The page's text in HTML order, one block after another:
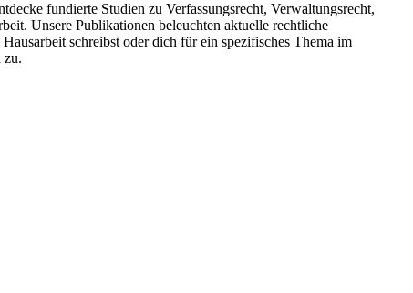
fundierte Studien zu Verfassungsrecht, Verwaltungsrecht,
Unsere Publikationen beleuchten aktuelle rechtliche
schreibst oder dich für ein spezifisches Thema im
zu.